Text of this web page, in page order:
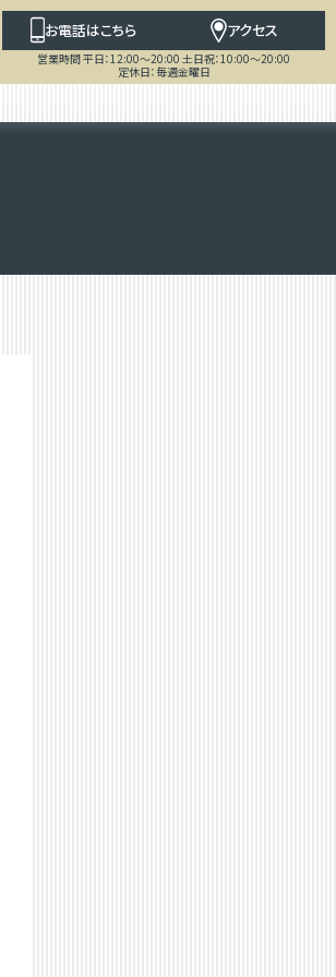
お電話はこちら アクセス
営業時間 平日：12:00～20:00 土日祝：10:00～20:00
定休日：毎週金曜日